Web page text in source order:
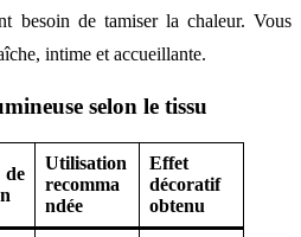
besoin de tamiser la chaleur. Vous
intime et accueillante.
selon le tissu
de
Utilisation
recomma
ndée
Effet
décoratif
obtenu